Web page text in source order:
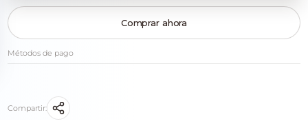
Comprar ahora
Métodos de pago
Compartir: